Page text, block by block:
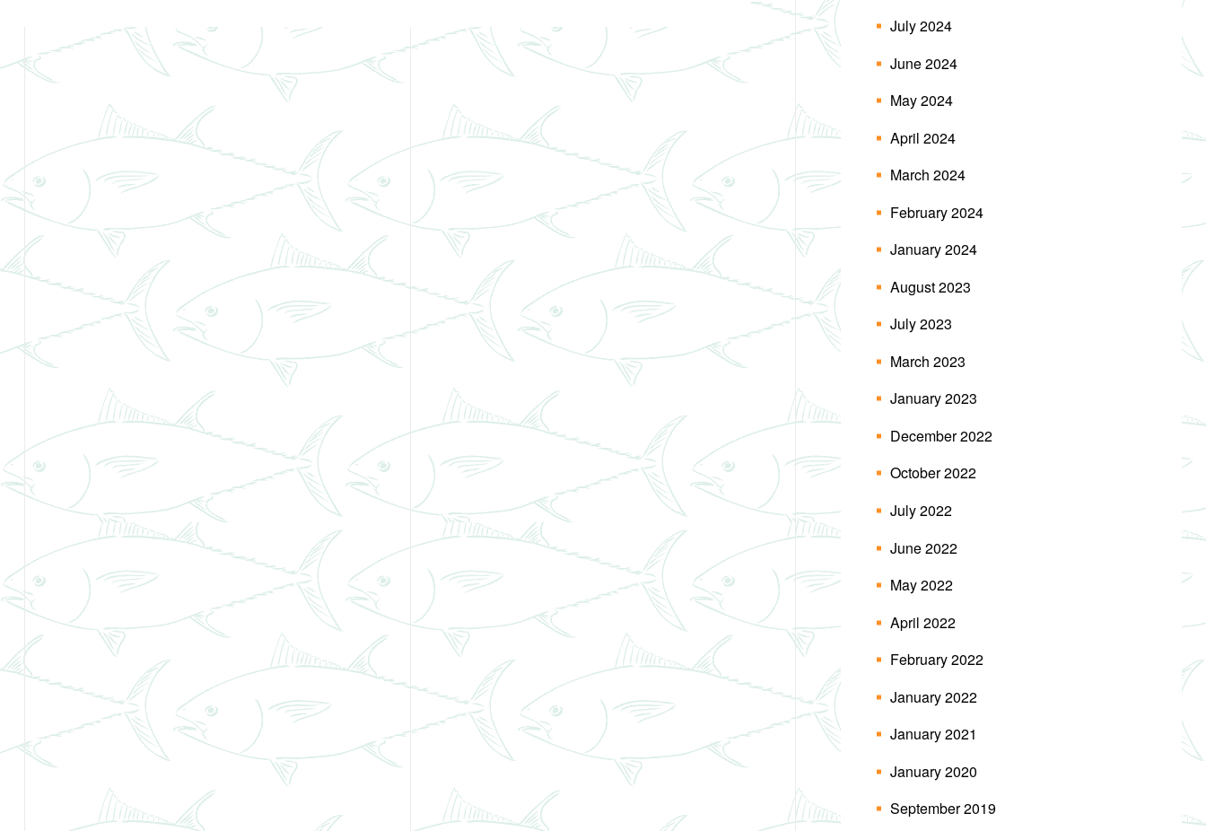
July 2024
June 2024
May 2024
April 2024
March 2024
February 2024
January 2024
August 2023
July 2023
March 2023
January 2023
December 2022
October 2022
July 2022
June 2022
May 2022
April 2022
February 2022
January 2022
January 2021
January 2020
September 2019